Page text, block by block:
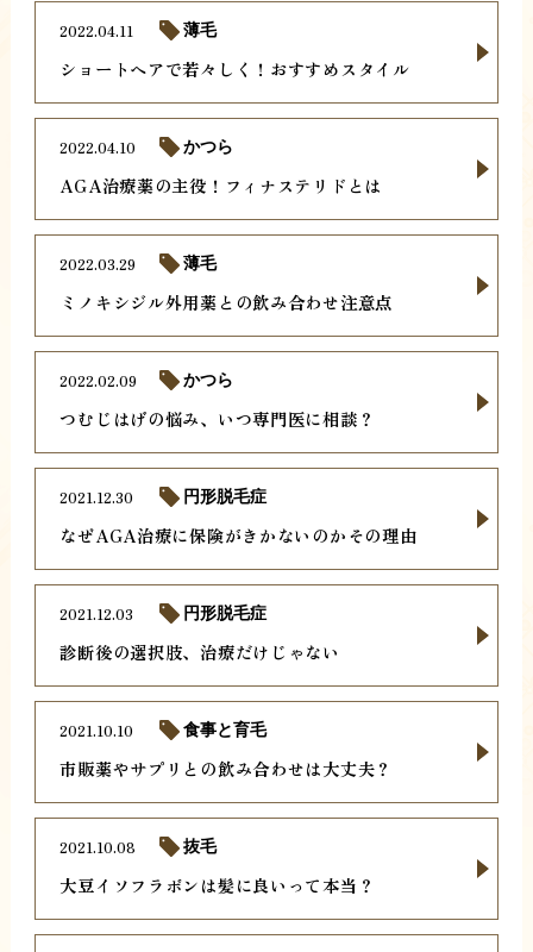
ショートヘアで若々しく！おすすめスタイル
2022.04.11 薄毛
AGA治療薬の主役！フィナステリドとは
2022.04.10 かつら
ミノキシジル外用薬との飲み合わせ注意点
2022.03.29 薄毛
つむじはげの悩み、いつ専門医に相談？
2022.02.09 かつら
なぜAGA治療に保険がきかないのかその理由
2021.12.30 円形脱毛症
診断後の選択肢、治療だけじゃない
2021.12.03 円形脱毛症
市販薬やサプリとの飲み合わせは大丈夫？
2021.10.10 食事と育毛
大豆イソフラボンは髪に良いって本当？
2021.10.08 抜毛